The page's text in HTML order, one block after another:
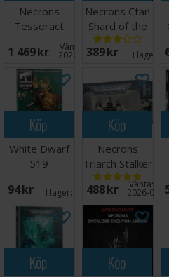
Necrons
Tesseract
Vault/Obelisk
1 469 SEK Väntas in:
2026-09-07
Necrons Ctan
Shard of the
Deceiver
389 SEK I lager: 2
Köp
White Dwarf
519
94 SEK I lager:
Köp
Necrons
Triarch Stalker
488 SEK Väntas in:
2026-08-
Köp Köp